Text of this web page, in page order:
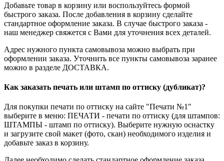
Добавьте товар в корзину или воспользуйтесь формой
быстрого заказа. После добавления в корзину сделайте
стандартное оформление заказа. В случае быстрого заказа -
наш менеджер свяжется с Вами для уточнения всех деталей.
Адрес нужного пункта самовывоза можно выбрать при
оформлении заказа. Уточнить все пункты самовывоза заранее
можно в разделе ДОСТАВКА.
Как заказать печать или штамп по оттиску (дубликат)?
Для покупки печати по оттиску на сайте "Печати №1"
выберите в меню: ПЕЧАТИ - печати по оттиску (для штампов:
ШТАМПЫ - штамп по оттиску). Выберите нужную оснастку
и загрузите свой макет (фото, скан) необходимого изделия и
добавьте заказ в корзину.